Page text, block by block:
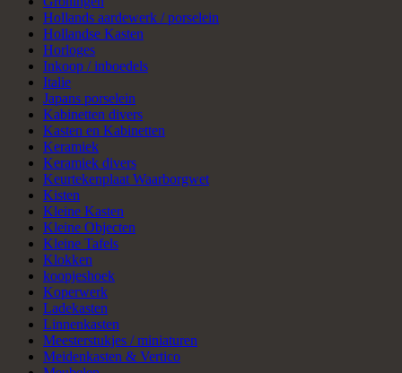
Hollands aardewerk / porselein
Hollandse Kasten
Horloges
Inkoop / inboedels
Italie
Japans porselein
Kabinetten divers
Kasten en Kabinetten
Keramiek
Keramiek divers
Keurtekenplaat Waarborgwet
Kisten
Kleine Kasten
Kleine Objecten
Kleine Tafels
Klokken
koopjeshoek
Koperwerk
Ladekasten
Linnenkasten
Meesterstukjes / miniaturen
Meidenkasten & Vertico